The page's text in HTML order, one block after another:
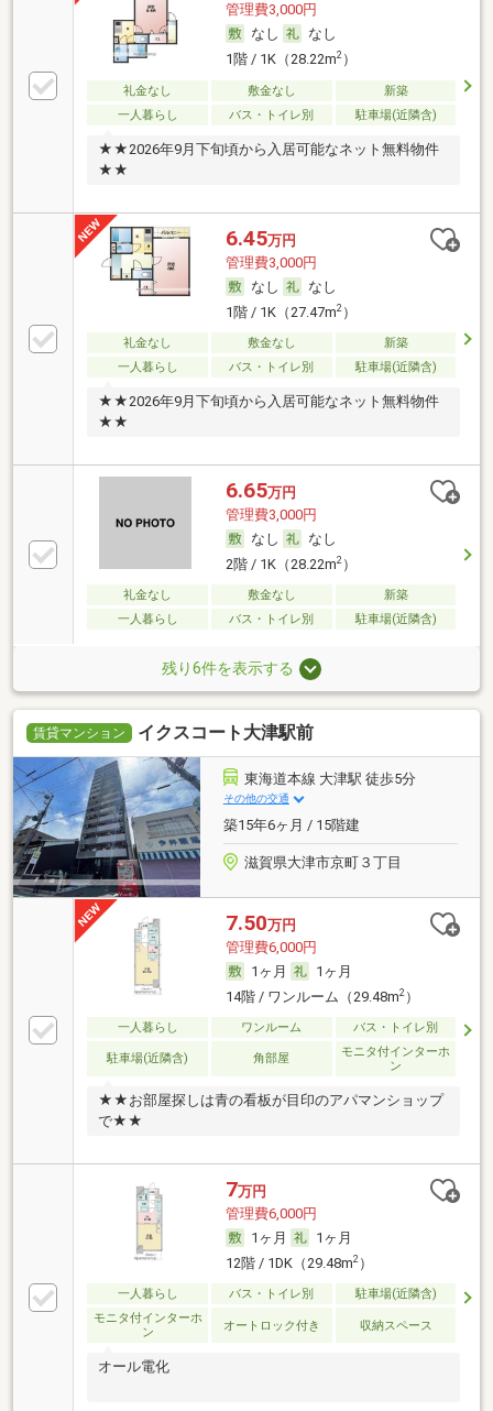
管理費3,000円
なし
なし
1階 / 1K（28.22m2）
礼金なし 敷金なし
新築
一人暮らし
バス・トイレ別 駐車場(近隣含)
★★2026年9月下旬頃から入居可能なネット無料物件
★★
6.45万円
管理費3,000円
なし
なし
1階 / 1K（27.47m2）
礼金なし 敷金なし
新築
一人暮らし
バス・トイレ別 駐車場(近隣含)
★★2026年9月下旬頃から入居可能なネット無料物件
★★
6.65万円
管理費3,000円
なし
なし
2階 / 1K（28.22m2）
礼金なし 敷金なし
新築
一人暮らし
バス・トイレ別 駐車場(近隣含)
残り6件を表示する
賃貸マンション イクスコート大津駅前
東海道本線 大津駅 徒歩5分
その他の交通
築15年6ヶ月 / 15階建
滋賀県大津市京町３丁目
7.50万円
管理費6,000円
1ヶ月
1ヶ月
14階 / ワンルーム（29.48m2）
一人暮らし ワンルーム バス・トイレ別
駐車場(近隣含) 角部屋
モニタ付インターホ
ン
★★お部屋探しは青の看板が目印のアパマンショップ
で★★
7万円
管理費6,000円
1ヶ月
1ヶ月
12階 / 1DK（29.48m2）
一人暮らし バス・トイレ別
駐車場(近隣含)
モニタ付インターホ
ン
オートロック付き 収納スペース
オール電化